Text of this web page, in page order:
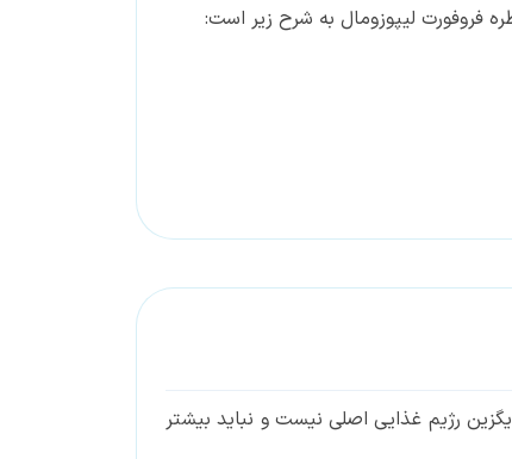
فروفورت لیپوزومال به شرح زیر است:
رژیم غذایی اصلی نیست و نباید بیشتر